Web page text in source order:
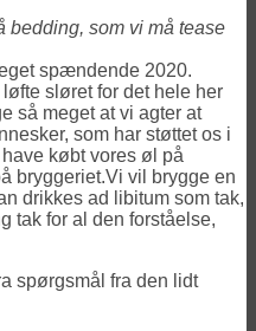
som vi må tease
spændende 2020.
sløret for det hele her
så meget at vi agter at
som har støttet os i
købt vores øl på
bryggeriet.Vi vil brygge en
drikkes ad libitum som tak,
tak for al den forståelse,
spørgsmål fra den lidt